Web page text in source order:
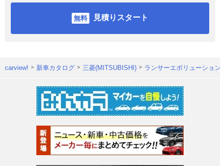
見積りスタート
carview! 新車カタログ 三菱(MITSUBISHI) ランサーエボリューショ